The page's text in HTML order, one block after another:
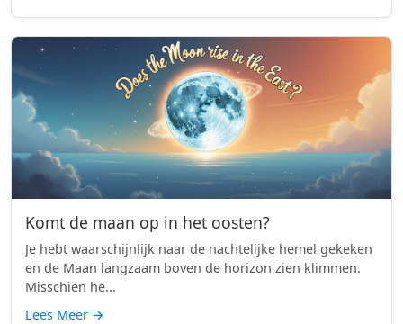
Komt de maan op in het oosten?
Je hebt waarschijnlijk naar de nachtelijke hemel gekeken
en de Maan langzaam boven de horizon zien klimmen.
Misschien he...
Lees Meer →